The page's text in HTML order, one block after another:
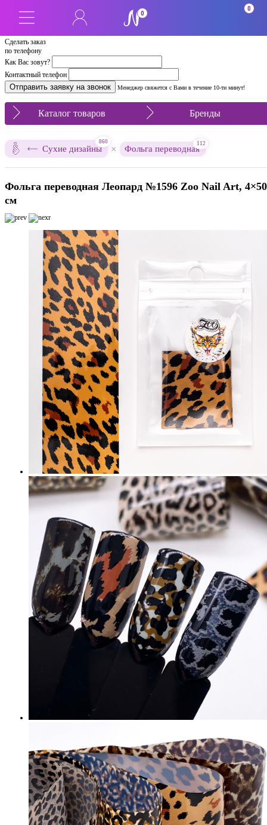
Сделать заказ
по телефону
Как Вас зовут?
Контактный телефон
Менеджер свяжется с Вами в течение 10-ти минут!
0
0
Каталог товаров Бренды
Сухие дизайны
860
× Фольга переводная
112
Фольга переводная Леопард №1596 Zoo Nail Art, 4×50
см